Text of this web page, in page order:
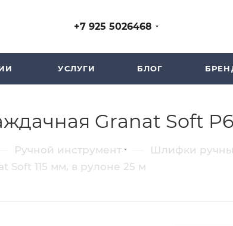
+7 925 5026468
УСЛУГИ БЛОГ
Granat Soft
Ручной инструмент Шлифки
Soft 115 мм, в рулоне 25 м